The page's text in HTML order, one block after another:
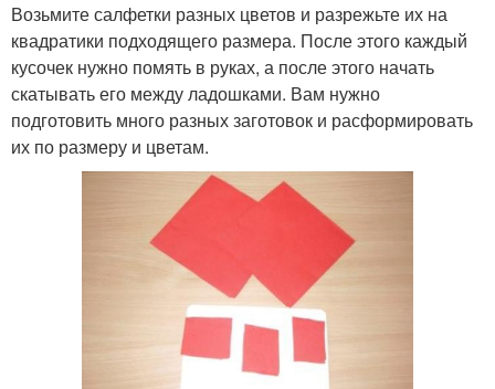
Возьмите салфетки разных цветов и разрежьте их на
квадратики подходящего размера. После этого каждый
кусочек нужно помять в руках, а после этого начать
скатывать его между ладошками. Вам нужно
подготовить много разных заготовок и расформировать
их по размеру и цветам.